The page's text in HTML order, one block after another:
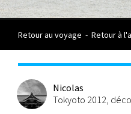
Retour au voyage - Retour à
Nicolas
Tokyoto 2012,